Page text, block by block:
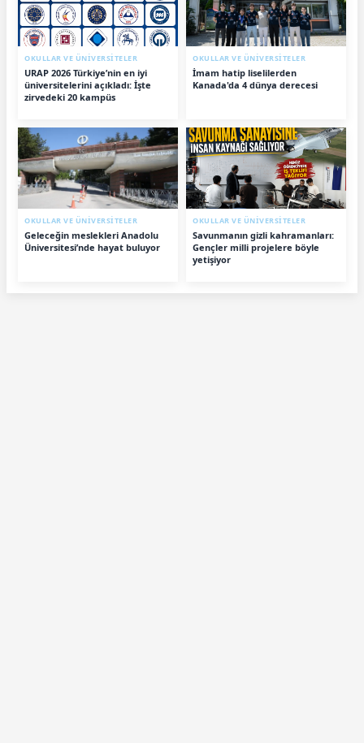
OKULLAR VE ÜNİVERSİTELER
URAP 2026 Türkiye’nin en iyi
üniversitelerini açıkladı: İşte
zirvedeki 20 kampüs
OKULLAR VE ÜNİVERSİTELER
İmam hatip liselilerden
Kanada'da 4 dünya derecesi
OKULLAR VE ÜNİVERSİTELER
Geleceğin meslekleri Anadolu
Üniversitesi’nde hayat buluyor
OKULLAR VE ÜNİVERSİTELER
Savunmanın gizli kahramanları:
Gençler milli projelere böyle
yetişiyor